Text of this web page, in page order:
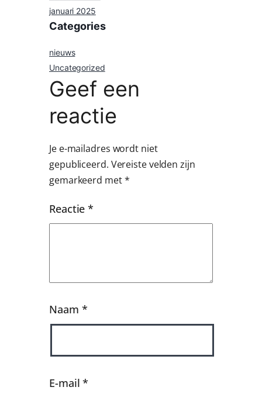
januari 2025
Categories
nieuws
Uncategorized
Geef een
reactie
Je e-mailadres wordt niet
gepubliceerd. Vereiste velden zijn
gemarkeerd met*
Reactie*
Naam *
E-mail*